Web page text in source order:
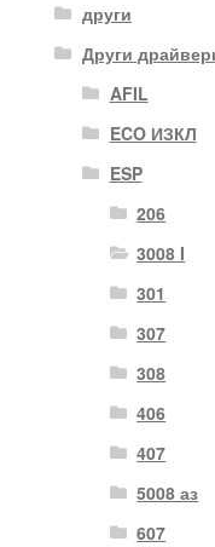
други
Други
AFIL
ECO ИЗКЛ
ESP
206
3008 I
301
307
308
406
407
5008 аз
607